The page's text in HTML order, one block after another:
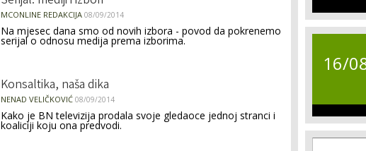
MCONLINE REDAKCIJA 08/09/2014
Na mjesec dana smo od novih izbora - povod da pokrenemo
serijal o odnosu medija prema izborima.
Konsaltika, naša dika
NENAD VELIČKOVIĆ 08/09/2014
Kako je BN televizija prodala svoje gledaoce jednoj stranci i
koaliciji koju ona predvodi.
16/
Search